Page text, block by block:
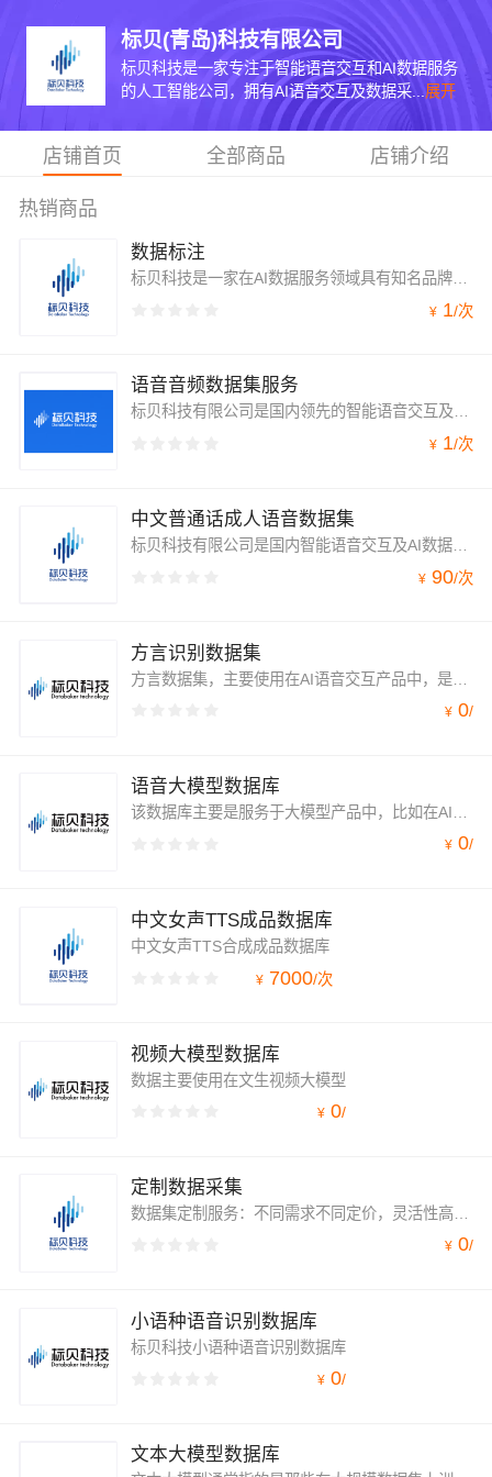
标贝(青岛)科技有限公司
标贝科技是一家专注于智能语音交互和AI数据服务
的人工智能公司，拥有AI语音交互及数据采... 展开
店铺首页 全部商品 店铺介绍
热销商品
数据标注
标贝科技是一家在AI数据服务领域具有知名品牌影响力的公司，专注于提供高质量的数据标注服务。该公司拥有先进的场景化数据采集能力和高精度的数据标注能力，能够全方位支持文本、语音、图像、视频、点云等多种数据类型的采集和标注。
¥ 1/次
语音音频数据集服务
标贝科技有限公司是国内领先的智能语音交互及AI数据服务方案提供商。作为一家以AI技术创新驱动的企业，标贝科技拥有业内先进的AI语音交互技术及高精度数据采标处理技术，创新打造多场景应用的语音交互方案，包括通用场景的语音合成和语音识别，以及TTS音色定制，声音复刻，情感合成和声音转换在内的语音技术产品；AI数据业务涵盖语音合成、语音识别、图像视觉、NLP、3D点云等数据服务。
¥ 1/次
中文普通话成人语音数据集
标贝科技有限公司是国内智能语音交互及AI数据服务方案提供商。作为一家以AI技术创新驱动的企业，标贝科技拥有业内先进的AI语音交互技术及高精度数据采标处理技术，创新打造多场景应用的语音交互方案，包括通用场景的语音合成和语音识别，以及TTS音色定制，声音复刻，情感合成和声音转换在内的语音技术产品；AI数据业务涵盖语音合成、语音识别、图像视觉、NLP、3D点云等数据服务。
¥ 90/次
方言识别数据集
方言数据集，主要使用在AI语音交互产品中，是非常全面的一套数据集产品。
¥ 0/
语音大模型数据库
该数据库主要是服务于大模型产品中，比如在AI语音交互领域的产品。
¥ 0/
中文女声TTS成品数据库
中文女声TTS合成成品数据库
¥ 7000/次
视频大模型数据库
数据主要使用在文生视频大模型
¥ 0/
定制数据采集
数据集定制服务：不同需求不同定价，灵活性高。支持文本、图片、语音、视频全类型数据定制化采集，针对多样化需求定制优质采集方案，数据质量多重把关，高效服务保障数据完美落地。
¥ 0/
小语种语音识别数据库
标贝科技小语种语音识别数据库
¥ 0/
文本大模型数据库